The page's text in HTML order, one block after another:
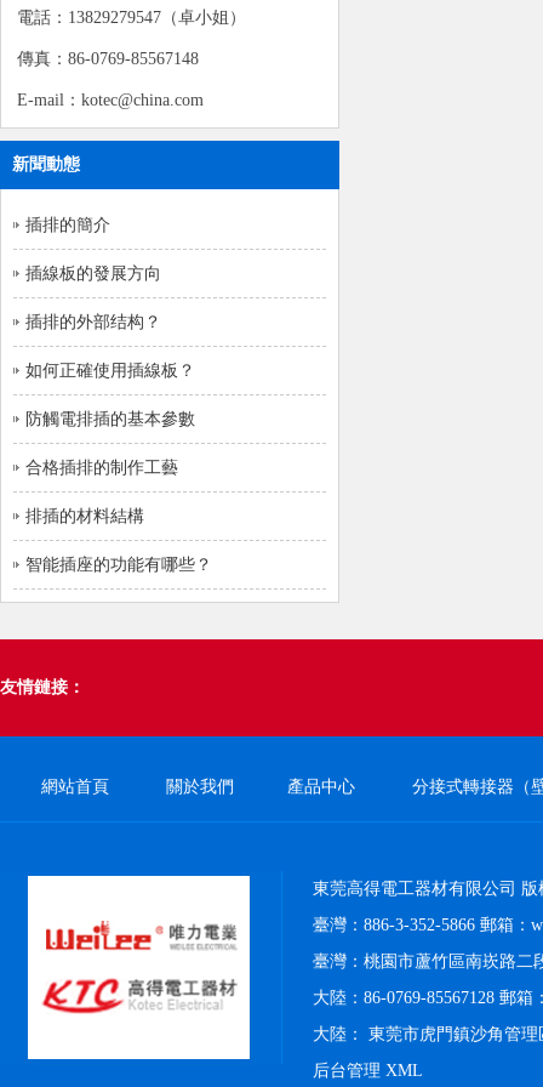
電話：13829279547（卓小姐）
傳真：86-0769-85567148
E-mail：kotec@china.com
新聞動態
插排的簡介
插線板的發展方向
插排的外部结构？
如何正確使用插線板？
防觸電排插的基本參數
合格插排的制作工藝
排插的材料結構
智能插座的功能有哪些？
友情鏈接：
網站首頁 關於我們 產品中心 分接式轉接器（
東莞高得電工器材有限公司
臺灣：886-3-352-5866 郵箱：
臺灣：桃園市蘆竹區南崁路二
大陸：86-0769-85567128 郵箱
大陸： 東莞市虎門鎮沙角管理
后台管理 XML